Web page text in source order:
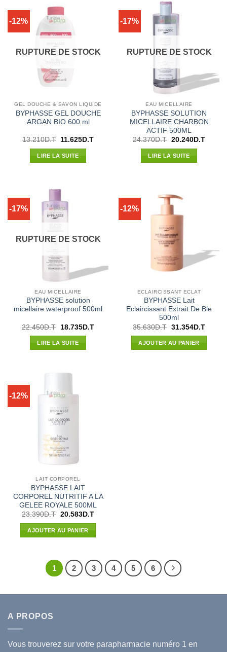
-12%
RUPTURE DE STOCK
GEL DOUCHE & SAVON LIQUIDE
BYPHASSE GEL DOUCHE
ARGAN BIO 600 ml
13.210D.T
Le
initial
était :
11.625 D.TLe
LIRE LA SUITE
-17%
RUPTURE DE STOCK
EAU MICELLAIRE
BYPHASSE SOLUTION
MICELLAIRE CHARBON
ACTIF 500ML
24.370D.T Le
initial
était :
20.240D.TLe
LIRE LA SUITE
-17%
RUPTURE DE STOCK
EAU MICELLAIRE
BYPHASSE solution
micellaire waterproof 500ml
22.450D.T
Le
initial
était :
18.735D.TLe
LIRE LA SUITE
-12%
ECLAIRCISSANT ECLAT
BYPHASSE Lait
Eclaircissant Extrait De Ble
500ml
35.630D.T Le
initial
était :
31.354D.TLe
AJOUTER AU PANIER
-12%
LAIT CORPOREL
BYPHASSE LAIT
CORPOREL NUTRITIF A LA
GELEE ROYALE 500ML
23.390D.T Le
initial
était :
20.583D.TLe
AJOUTER AU PANIER
1 2 3 4 5 6
A PROPOS
Vous trouverez sur votre parapharmacie numéro 1 en